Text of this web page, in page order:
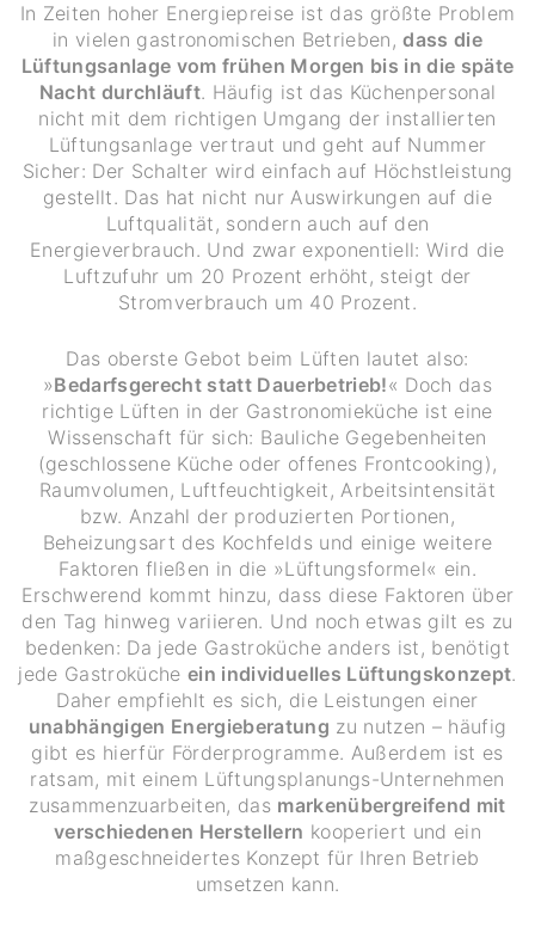
In Zeiten hoher Energiepreise ist das größte Problem
in vielen gastronomischen Betrieben,dass die
Lüftungsanlage vom frühen Morgen bis in die späte
Nacht durchläuft. Häufig ist das Küchenpersonal
nicht mit dem richtigen Umgang der installierten
Lüftungsanlage vertraut und geht auf Nummer
Sicher: Der Schalter wird einfach auf Höchstleistung
gestellt. Das hat nicht nur Auswirkungen auf die
Luftqualität, sondern auch auf den
Energieverbrauch. Und zwar exponentiell: Wird die
Luftzufuhr um 20 Prozent erhöht, steigt der
Stromverbrauch um 40 Prozent.
Das oberste Gebot beim Lüften lautet also:
»Bedarfsgerecht statt Dauerbetrieb!« Doch das
richtige Lüften in der Gastronomieküche ist eine
Wissenschaft für sich: Bauliche Gegebenheiten
(geschlossene Küche oder offenes Frontcooking),
Raumvolumen, Luftfeuchtigkeit, Arbeitsintensität
bzw. Anzahl der produzierten Portionen,
Beheizungsart des Kochfelds und einige weitere
Faktoren fließen in die »Lüftungsformel« ein.
Erschwerend kommt hinzu, dass diese Faktoren über
den Tag hinweg variieren. Und noch etwas gilt es zu
bedenken: Da jede Gastroküche anders ist, benötigt
jede Gastrokücheein individuelles Lüftungskonzept.
Daher empfiehlt es sich, die Leistungen einer
unabhängigen Energieberatung zu nutzen – häufig
gibt es hierfür Förderprogramme. Außerdem ist es
ratsam, mit einem Lüftungsplanungs-Unternehmen
zusammenzuarbeiten, das markenübergreifend mit
verschiedenen Herstellern kooperiert und ein
maßgeschneidertes Konzept für Ihren Betrieb
umsetzen kann.